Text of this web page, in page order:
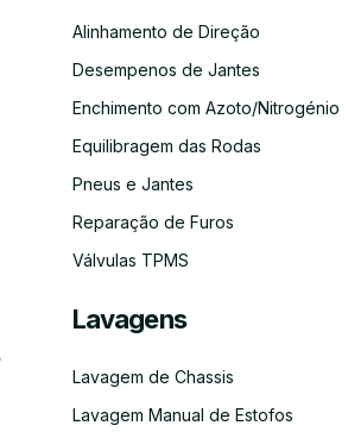
Alinhamento de Direção
Desempenos de Jantes
Enchimento com Azoto/Nitrogénio
Equilibragem das Rodas
Pneus e Jantes
Reparação de Furos
Válvulas TPMS
Lavagens
Lavagem de Chassis
Lavagem Manual de Estofos
ADBLUELimpeza
do
Circuito
de
Refrigeração
Faróis
Escovas
Limpa
Para-
Brisas
Filtros
Emissões
de
Gases
(CO)